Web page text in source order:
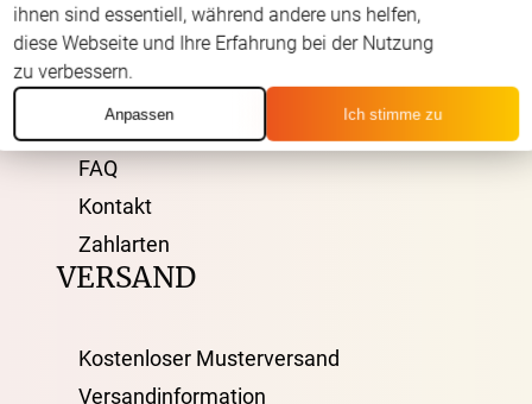
ihnen sind essentiell, während andere uns helfen,
diese Webseite und Ihre Erfahrung bei der Nutzung
zu verbessern.
Anpassen Ich stimme zu
AGB
Impressum
Datenschutz
FAQ
Kontakt
Zahlarten
VERSAND
Kostenloser Musterversand
Versandinformation